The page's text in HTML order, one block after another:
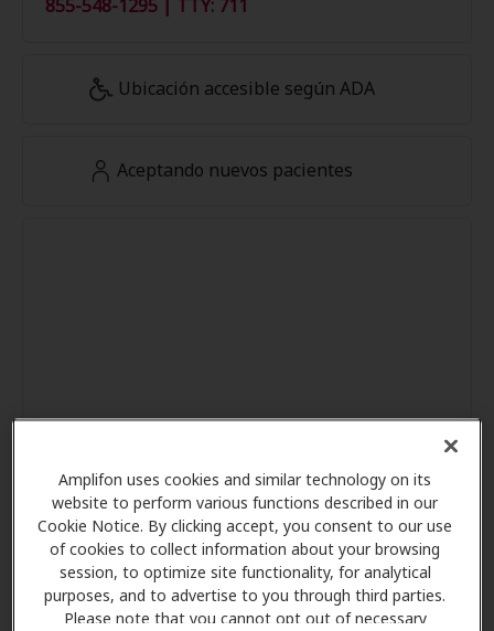
855-548-1295 | TTY: 711
Ubicación accesible según ADA
Aceptando nuevos pacientes
Amplifon uses cookies and similar technology on its
website to perform various functions described in our
Cookie Notice. By clicking accept, you consent to our use
of cookies to collect information about your browsing
session, to optimize site functionality, for analytical
purposes, and to advertise to you through third parties.
Please note that you cannot opt out of necessary